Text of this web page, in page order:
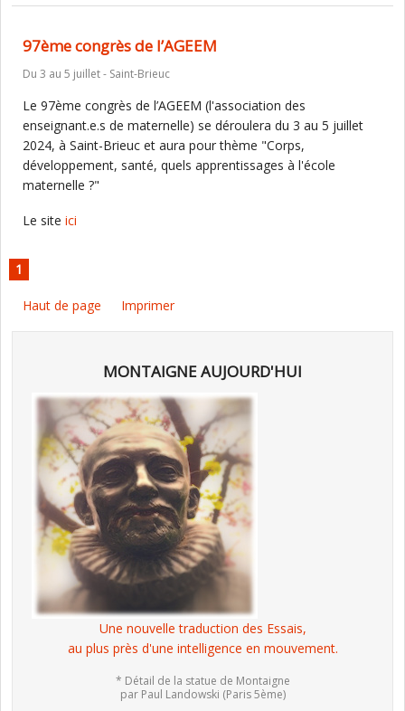
97ème congrès de l’AGEEM
Du 3 au 5 juillet - Saint-Brieuc
Le 97ème congrès de l’AGEEM (l'association des
enseignant.e.s de maternelle) se déroulera du 3 au 5 juillet
2024, à Saint-Brieuc et aura pour thème "Corps,
développement, santé, quels apprentissages à l'école
maternelle ?"
Le site ici
1
Haut de page Imprimer
MONTAIGNE AUJOURD'HUI
Une nouvelle traduction des Essais,
au plus près d'une intelligence en mouvement.
* Détail de la statue de Montaigne
par Paul Landowski (Paris 5ème)